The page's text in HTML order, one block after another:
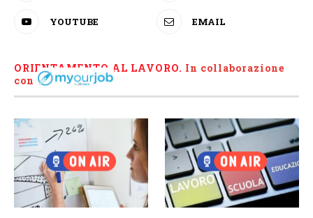
YOUTUBE EMAIL
ORIENTAMENTO AL LAVORO. In collaborazione
con